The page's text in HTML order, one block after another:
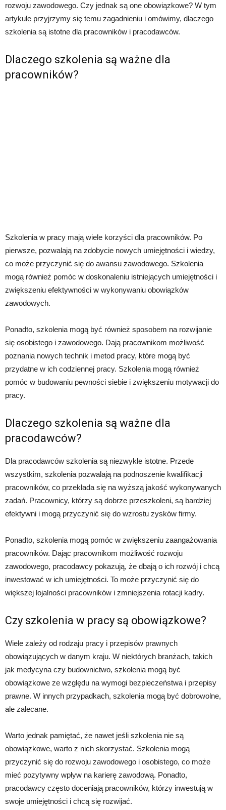
rozwoju zawodowego. Czy jednak są one obowiązkowe? W tym
artykule przyjrzymy się temu zagadnieniu i omówimy, dlaczego
szkolenia są istotne dla pracowników i pracodawców.
Dlaczego szkolenia są ważne dla
pracowników?
Szkolenia w pracy mają wiele korzyści dla pracowników. Po
pierwsze, pozwalają na zdobycie nowych umiejętności i wiedzy,
co może przyczynić się do awansu zawodowego. Szkolenia
mogą również pomóc w doskonaleniu istniejących umiejętności i
zwiększeniu efektywności w wykonywaniu obowiązków
zawodowych.
Ponadto, szkolenia mogą być również sposobem na rozwijanie
się osobistego i zawodowego. Dają pracownikom możliwość
poznania nowych technik i metod pracy, które mogą być
przydatne w ich codziennej pracy. Szkolenia mogą również
pomóc w budowaniu pewności siebie i zwiększeniu motywacji do
pracy.
Dlaczego szkolenia są ważne dla
pracodawców?
Dla pracodawców szkolenia są niezwykle istotne. Przede
wszystkim, szkolenia pozwalają na podnoszenie kwalifikacji
pracowników, co przekłada się na wyższą jakość wykonywanych
zadań. Pracownicy, którzy są dobrze przeszkoleni, są bardziej
efektywni i mogą przyczynić się do wzrostu zysków firmy.
Ponadto, szkolenia mogą pomóc w zwiększeniu zaangażowania
pracowników. Dając pracownikom możliwość rozwoju
zawodowego, pracodawcy pokazują, że dbają o ich rozwój i chcą
inwestować w ich umiejętności. To może przyczynić się do
większej lojalności pracowników i zmniejszenia rotacji kadry.
Czy szkolenia w pracy są obowiązkowe?
Wiele zależy od rodzaju pracy i przepisów prawnych
obowiązujących w danym kraju. W niektórych branżach, takich
jak medycyna czy budownictwo, szkolenia mogą być
obowiązkowe ze względu na wymogi bezpieczeństwa i przepisy
prawne. W innych przypadkach, szkolenia mogą być dobrowolne,
ale zalecane.
Warto jednak pamiętać, że nawet jeśli szkolenia nie są
obowiązkowe, warto z nich skorzystać. Szkolenia mogą
przyczynić się do rozwoju zawodowego i osobistego, co może
mieć pozytywny wpływ na karierę zawodową. Ponadto,
pracodawcy często doceniają pracowników, którzy inwestują w
swoje umiejętności i chcą się rozwijać.